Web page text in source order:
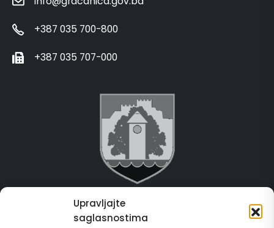
Upravljajte
saglasnostima
+387 035 700-800
+387 035 707-000
Grad Gračanica